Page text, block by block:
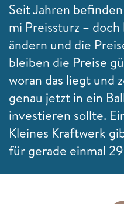
Seit Jahren
mi Preissturz –
ändern und die
bleiben die Preise
woran das liegt und
genau jetzt in ein
investieren sollte.
Kleines Kraftwerk
für gerade einmal